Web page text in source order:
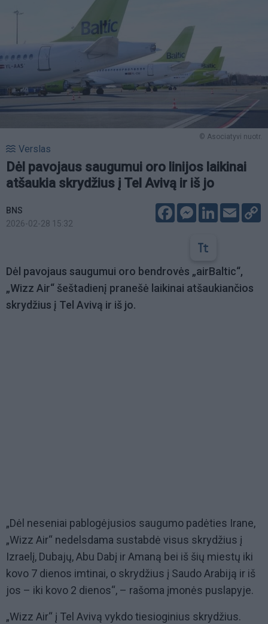
© Asociatyvi nuotr.
Verslas
Dėl pavojaus saugumui oro linijos laikinai
atšaukia skrydžius į Tel Avivą ir iš jo
BNS
2026-02-28 15:32
FacebookMessenger
LinkedIn
Email
Dėl pavojaus saugumui oro bendrovės „airBaltic“,
„Wizz Air“ šeštadienį pranešė laikinai atšaukiančios
skrydžius į Tel Avivą ir iš jo.
„Dėl neseniai pablogėjusios saugumo padėties Irane,
„Wizz Air“ nedelsdama sustabdė visus skrydžius į
Izraelį, Dubajų, Abu Dabį ir Amaną bei iš šių miestų iki
kovo 7 dienos imtinai, o skrydžius į Saudo Arabiją ir iš
jos – iki kovo 2 dienos“, – rašoma įmonės puslapyje.
„Wizz Air“ į Tel Avivą vykdo tiesioginius skrydžius.